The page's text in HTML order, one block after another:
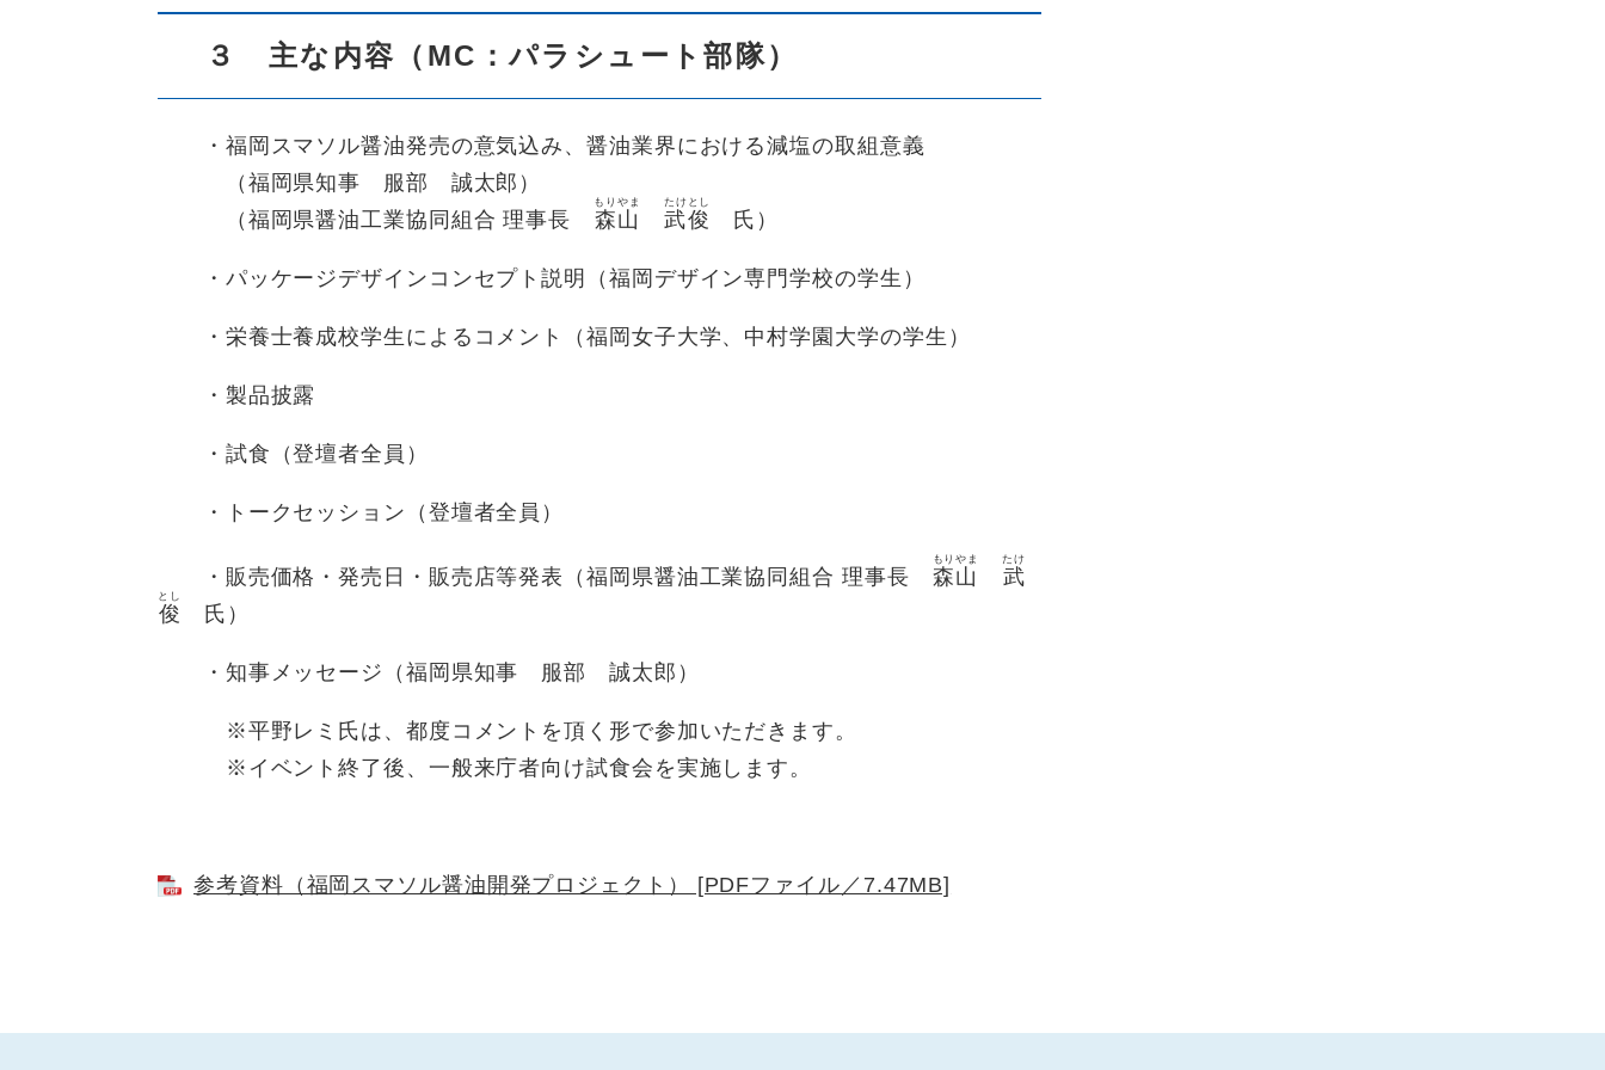
３ 主な内容（MC：パラシュート部隊）
・福岡スマソル醤油発売の意気込み、醤油業界における減塩の取組意義
（福岡県知事 服部 誠太郎）
（福岡県醤油工業協同組合 理事長 森山
もりやま
武
たけ
俊
とし
氏）
・パッケージデザインコンセプト説明（福岡デザイン専門学校の学生）
・栄養士養成校学生によるコメント（福岡女子大学、中村学園大学の学生）
・製品披露
・試食（登壇者全員）
・トークセッション（登壇者全員）
・販売価格・発売日・販売店等発表（福岡県醤油工業協同組合 理事長 森山
もりやま
武
たけ
俊
とし
氏）
・知事メッセージ（福岡県知事 服部 誠太郎）
※平野レミ氏は、都度コメントを頂く形で参加いただきます。
※イベント終了後、一般来庁者向け試食会を実施します。
参考資料（福岡スマソル醤油開発プロジェクト） [PDFファイル／7.47MB]